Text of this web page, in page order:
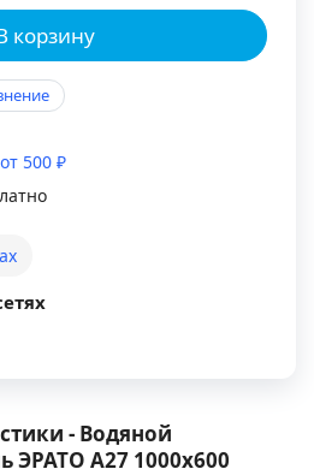
корзину
500 ₽
- Водяной
ЭРАТО А27 1000x600